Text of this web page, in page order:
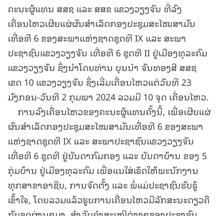
ຄະນະຜູ້ແທນ ສສຊ ແລະ ສສຂ ແຂວງວຽງຈັນ ທີ່ລົງ
ເຄື່ອນໄຫວເຜີຍແຜ່ຜົນສໍາເລັດກອງປະຊຸມສະໄໝສາມັນ
ເທື່ອທີ 6 ຂອງສະພາແຫ່ງຊາດຊຸດທີ IX ແລະ ສະພາ
ປະຊາຊົນແຂວງວຽງຈັນ ເທື່ອທີ 6 ຊຸດທີ II ຢູ່ເມືອງທຸລະຄົມ
ແຂວງວຽງຈັນ ຊຶ່ງນໍາໂດຍທ່ານ ບຸນນໍາ ຈັນທອງສີ ສສຊ
ເຂດ 10 ແຂວງວຽງຈັນ ຊຶ່ງເລີ່ມເຄື່ອນໄຫວແຕ່ວັນທີ 23
ມັງກອນ-ວັນທີ 2 ກຸມພາ 2024 ລວມມີ 10 ຈຸດ ເຄື່ອນໄຫວ.
ການລົງເຄື່ອນໄຫວຂອງຄະນະຜູ້ແທນຄັ້ງນີ້, ເພື່ອເຜີຍແຜ່
ຜົນສໍາເລັດກອງປະຊຸມສະໄໝສາມັນເທື່ອທີ 6 ຂອງສະພາ
ແຫ່ງຊາດຊຸດທີ IX ແລະ ສະພາປະຊາຊົນແຂວງວຽງຈັນ
ເທື່ອທີ 6 ຊຸດທີ ຢູ່ບັນດາກົມກອງ ແລະ ບັນດາບ້ານ ຂອງ 5
ກຸ່ມບ້ານ ຢູ່ເມືອງທຸລະຄົມ ເພື່ອແນໃສ່ເຮັດໃຫ້ພະນັກງານ
ທຸກສາຂາອາຊີບ, ການຈັດຕັ້ງ ແລະ ພໍ່ແມ່ປະຊາຊົນຮັບຮູ້
ເຂົ້າໃຈ, ໂດຍລວມແລ້ວຮູບການເຄື່ອນໄຫວມີລັກສະນະດຽວຄື